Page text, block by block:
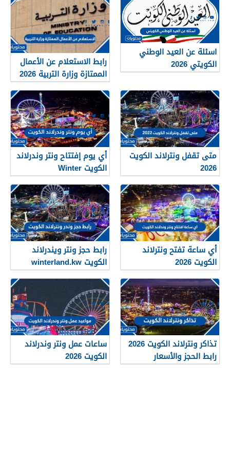
اسئلة عن العيد الوطني
الكويتي 2026
رابط الاستعلام عن الأعمال
الممتازة وزارة التربية 2026
متى تقفل ونترلاند الكويت
2026
أي يوم إفتتاح ونتر وندرلاند
الكويت Winter
Wonderland Kuwait 2026
أي ساعة تفتح ونترلاند
الكويت 2026
رابط حجز ونتر ويندرلاند
الكويت winterland.kw
تذاكر ونترلاند الكويت 2026
رابط الحجز والأسعار
ساعات عمل ونتر وندرلاند
الكويت 2026